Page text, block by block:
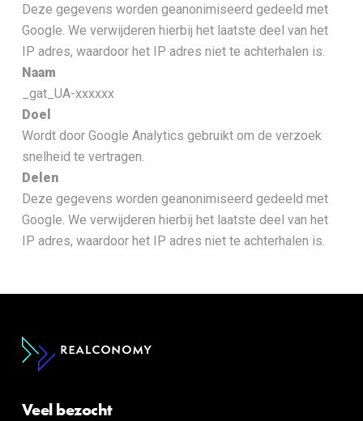
Deze gegevens worden geanonimiseerd gedeeld met
Google. We verwijderen hierbij het laatste deel van het
IP adres, waardoor het IP adres niet te achterhalen is.
Naam
_gat_UA-xxxxxx
Doel
Wordt door Google Analytics gebruikt om de verzoek
snelheid te vertragen.
Delen
Deze gegevens worden geanonimiseerd gedeeld met
Google. We verwijderen hierbij het laatste deel van het
IP adres, waardoor het IP adres niet te achterhalen is.
Veel bezocht